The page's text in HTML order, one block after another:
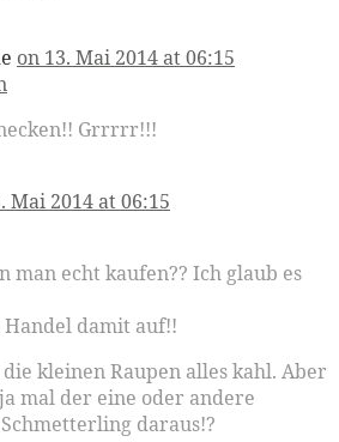
on 13. Mai 2014 at 06:15
Grrrrr!!!
Mai 2014 at 06:15
man echt kaufen?? Ich glaub es
damit auf!!
kleinen Raupen alles kahl. Aber
mal der eine oder andere
daraus!?